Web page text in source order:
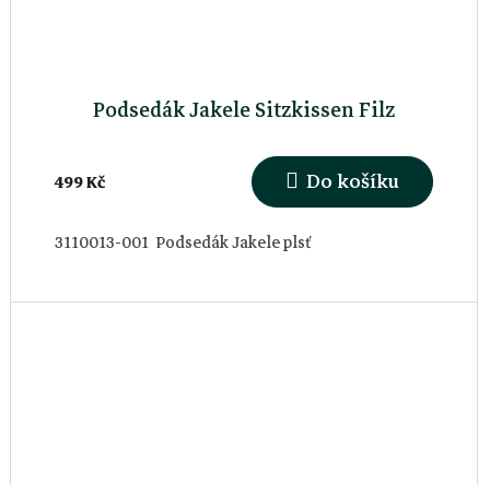
Podsedák Jakele Sitzkissen Filz
499 Kč Do košíku
3110013-001 Podsedák Jakele plsť